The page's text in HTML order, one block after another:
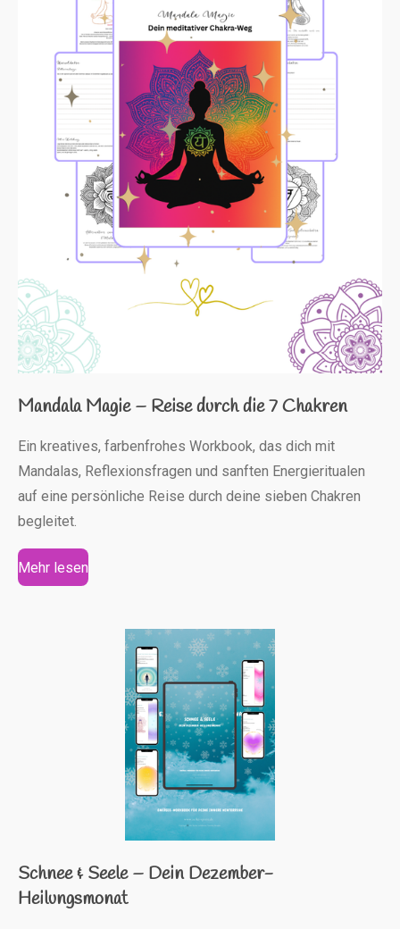
Mandala Magie – Reise durch die 7 Chakren
Ein kreatives, farbenfrohes Workbook, das dich mit
Mandalas, Reflexionsfragen und sanften Energieritualen
auf eine persönliche Reise durch deine sieben Chakren
begleitet.
Mehr lesen
Schnee & Seele – Dein Dezember-
Heilungsmonat